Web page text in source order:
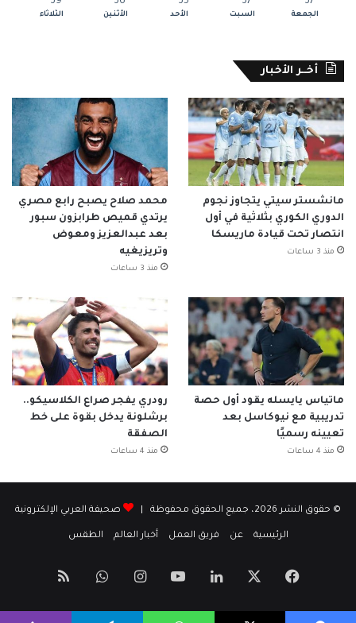
الجمعة السبت الأحد الأثنين الثلاثاء
أخــر الأخبار
مانشستر سيتي يتجاوز نجوم
الدوري الكوري بثلاثية في أول
انتصار تحت قيادة ماريسكا
منذ 3 ساعات
محمد صلاح يصبح رابع مصري
يرتدي قميص طرابزون سبور
بعد عبدالعزيز ومعوض
وتريزيغيه
منذ 3 ساعات
ماتياس يايسله يقود أول حصة
تدريبية مع نيوكاسل بعد
تعيينه رسميًا
منذ 4 ساعات
رودري يفجر صراع الكلاسيكو..
برشلونة يدخل بقوة على خط
الصفقة
منذ 4 ساعات
© حقوق النشر 2026، جميع الحقوق محفوظة | صحيفة العربي الإلكترونية
الرئيسية عن فريق العمل أخبار العالم الطقس
فيسبوك لينكدإن‫YouTubeانستقرامواتسابملخص
الموقع